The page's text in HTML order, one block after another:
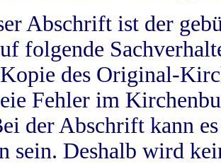
Abschrift ist der
folgende
des Original-
Fehler im
der Abschrift kann
sein. Deshalb wird